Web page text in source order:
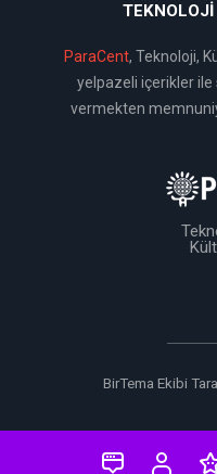
TEKNOLOJI
ParaCent, Teknoloji,
yelpazeli içerikler
vermekten
BirTema Ekibi